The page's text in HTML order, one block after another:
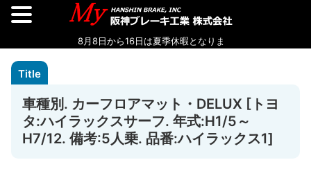
車種別. カーフロアマット・DELUX [トヨ
タ:ハイラックスサーフ. 年式:H1/5～
H7/12. 備考:5人乗. 品番:ハイラックス1]